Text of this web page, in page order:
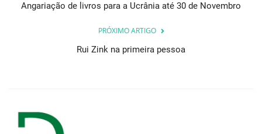
Angariação de livros para a Ucrânia até 30 de Novembro
PRÓXIMO ARTIGO
Rui Zink na primeira pessoa